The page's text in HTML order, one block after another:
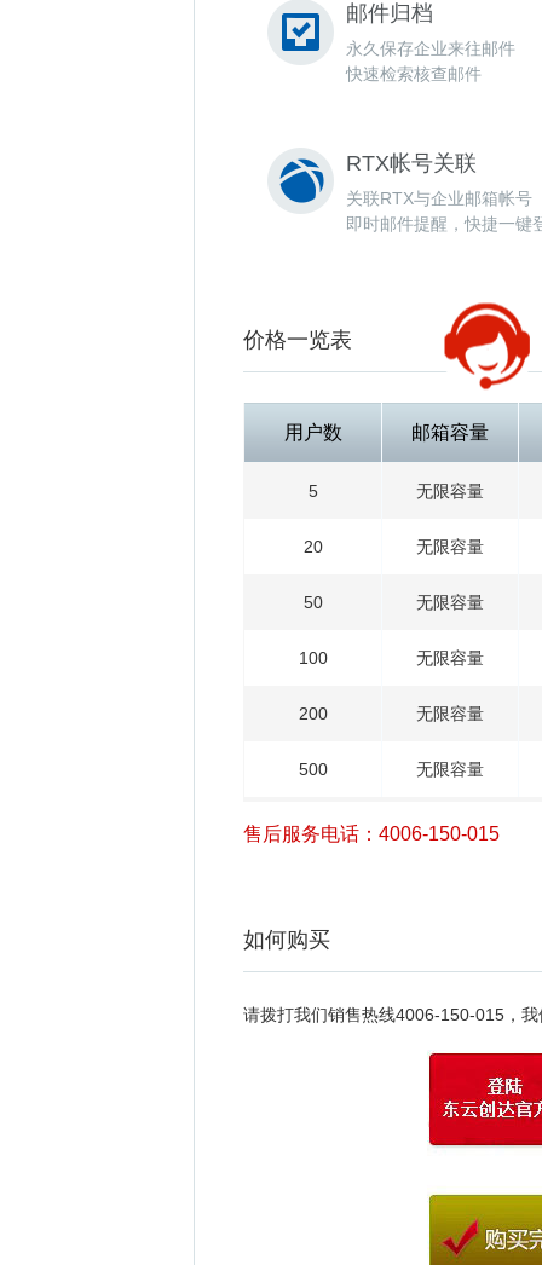
邮件归档
永久保存企业来往邮件
快速检索核查邮件
RTX帐号关联
关联RTX与企业邮箱帐号
即时邮件提醒，快捷一键
价格一览表
用户数 邮箱容量
5 无限容量
20 无限容量
50 无限容量
100 无限容量
200 无限容量
500 无限容量
售后服务电话：4006-150-015
如何购买
请拨打我们销售热线4006-150-015，